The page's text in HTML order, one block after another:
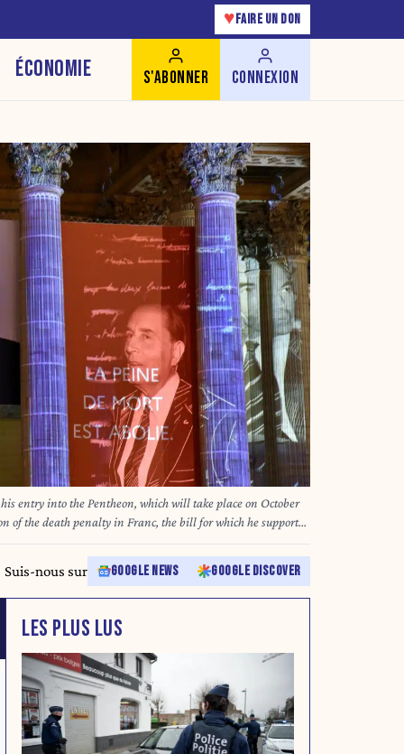
♥ FAIRE UN DON
ÉCONOMIE S'ABONNER CONNEXION
entry into the Pentheon, which will take place on October
of the death penalty in Franc, the bill for which he supported
8, 2025. Photo by Alain Apaydin/ABACAPRESS.COM
Suis-nous sur GOOGLE NEWS GOOGLE DISCOVER
LES PLUS LUS